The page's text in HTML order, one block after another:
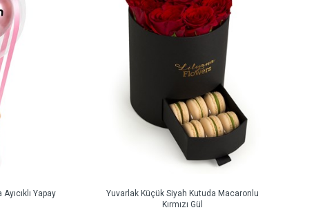
Yapay
Yuvarlak Küçük Siyah Kutuda Macaronlu
Kırmızı Gül